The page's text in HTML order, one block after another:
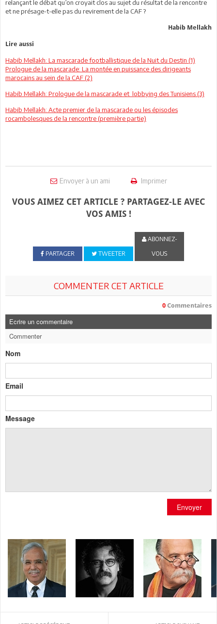
relançant le débat qu’on croyait clos au sujet du résultat de la rencontre
et ne présage-t-elle pas du revirement de la CAF ?
Habib Mellakh
Lire aussi
Habib Mellakh: La mascarade footballistique de la Nuit du Destin (1)
Prologue de la mascarade: La montée en puissance des dirigeants
marocains au sein de la CAF (2)
Habib Mellakh: Prologue de la mascarade et lobbying des Tunisiens (3)
Habib Mellakh: Acte premier de la mascarade ou les épisodes
rocambolesques de la rencontre (première partie)
Envoyer à un ami Imprimer
VOUS AIMEZ CET ARTICLE ? PARTAGEZ-LE AVEC
VOS AMIS !
PARTAGER TWEETER
ABONNEZ-
VOUS
COMMENTER CET ARTICLE
0 Commentaires
Ecrire un commentaire
Commenter
Nom
Email
Message
Envoyer